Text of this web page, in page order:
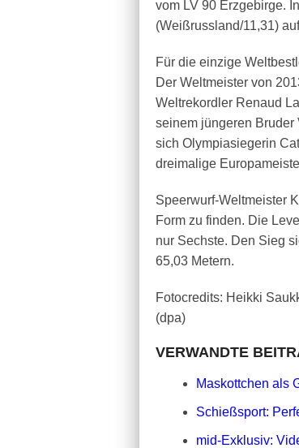
vom LV 90 Erzgebirge.
(Weißrussland/11,31)
Für die einzige
Der Weltmeister von
Weltrekordler Renaud
seinem jüngeren Bruder
sich Olympiasiegerin
dreimalige
Speerwurf-Weltmeister
Form zu finden. Die
nur Sechste. Den Sieg
65,03 Metern.
Fotocredits: Heikki
(dpa)
VERWANDTE
Maskottchen als
Schießsport:
mid-Exklusiv: